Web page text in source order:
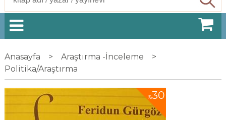
Anasayfa > Araştırma -İnceleme
>
Politika/Araştırma
%30